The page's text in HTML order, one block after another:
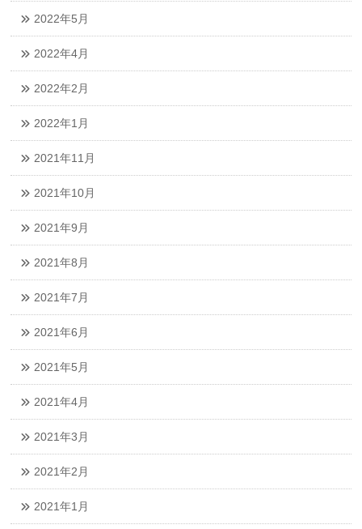
2022年5月
2022年4月
2022年2月
2022年1月
2021年11月
2021年10月
2021年9月
2021年8月
2021年7月
2021年6月
2021年5月
2021年4月
2021年3月
2021年2月
2021年1月